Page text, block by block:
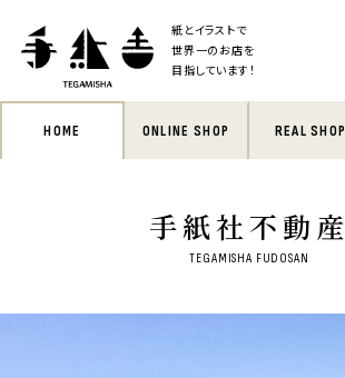
紙とイラストで
世界一のお店を
目指しています！
HOME ONLINE SHOP REAL SHOP
手紙社不動産
TEGAMISHA FUDOSAN